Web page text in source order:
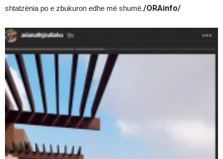
shtatzënia po e zbukuron edhe më shumë./ORAinfo/